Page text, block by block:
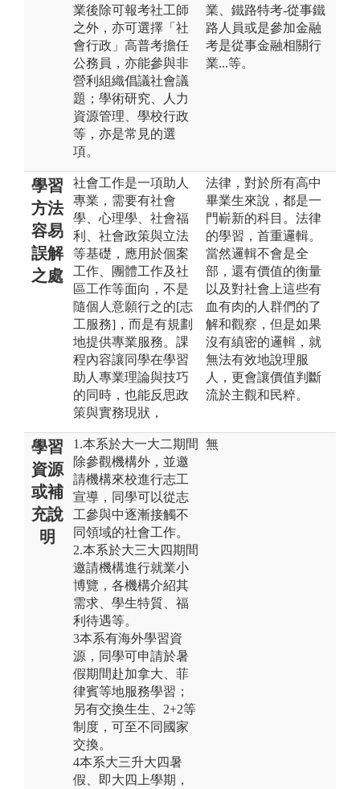
業後除可報考社工師
之外，亦可選擇「社
會行政」高普考擔任
公務員，亦能參與非
營利組織倡議社會議
題；學術研究、人力
資源管理、學校行政
等，亦是常見的選
項。
業、鐵路特考-從事鐵
路人員或是參加金融
考是從事金融相關行
業...等。
學習
方法
容易
誤解
之處
社會工作是一項助人
專業，需要有社會
學、心理學、社會福
利、社會政策與立法
等基礎，應用於個案
工作、團體工作及社
區工作等面向，不是
隨個人意願行之的[志
工服務]，而是有規劃
地提供專業服務。課
程內容讓同學在學習
助人專業理論與技巧
的同時，也能反思政
策與實務現狀，
法律，對於所有高中
畢業生來說，都是一
門嶄新的科目。法律
的學習，首重邏輯。
當然邏輯不會是全
部，還有價值的衡量
以及對社會上這些有
血有肉的人群們的了
解和觀察，但是如果
沒有縝密的邏輯，就
無法有效地說理服
人，更會讓價值判斷
流於主觀和民粹。
學習
資源
或補
充說
明
1.本系於大一大二期間
除參觀機構外，並邀
請機構來校進行志工
宣導，同學可以從志
工參與中逐漸接觸不
同領域的社會工作。
2.本系於大三大四期間
邀請機構進行就業小
博覽，各機構介紹其
需求、學生特質、福
利待遇等。
3本系有海外學習資
源，同學可申請於暑
假期間赴加拿大、菲
律賓等地服務學習；
另有交換生生、2+2等
制度，可至不同國家
交換。
4本系大三升大四暑
假、即大四上學期，
無